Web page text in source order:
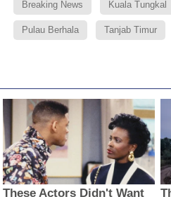
Breaking News Kuala Tungkal
Pulau Berhala Tanjab Timur